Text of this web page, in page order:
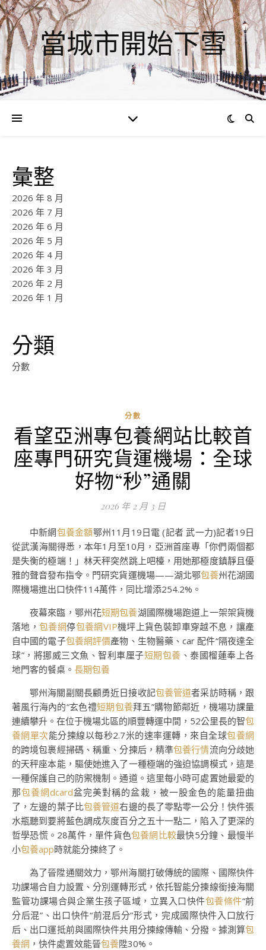
當城市開始下雪
彙整
2026 年 8 月
2026 年 7 月
2026 年 6 月
2026 年 5 月
2026 年 4 月
2026 年 3 月
2026 年 2 月
2026 年 1 月
分類
分數
分數
看望亞洲專包養網站比較首
座專門研究貨運機場：全球
好物“秒”通關
2026 年 2 月 3 日
中新網包養金額鄂州11月19日電 (記者 武一力)記者19日
從武漢海關得悉，本年1月至10月，亞洲首座專「你們兩個都
是失衡的極端！」林天秤突然跳上吧檯，用她那極度鎮靜且優
雅的聲音發布指令。門研究貨運機場——湖北鄂包養州花湖國
際機場進出口快件114萬件，同比增添254.2%。
夜幕來臨，鄂州花短期包養湖國際機場跑道上一架架貨機
落地，包養網停包養網VIP機坪上貨色裝卸車穿越不息，讓產
自中國的電子包養網評價產物、生物醫藥、car 配件“隔夜達全
球”，將挪威三文魚、智利車厘子短期包養 、泰國榴蓮奉上各
地門客的餐桌。 長期包養
鄂州海關副關長顧勇近日接收記包養管道者采訪時稱，跟
著風行海內的“玄色禮短期包養拜五”購物節鄰近，機場功課量
連續攀升。在位于機場北區的順豐轉運中間，52公里長的智包
養網單次能分揀線以每秒2.7米的速率運轉，來自全球包養網
的跨境包裹經掃碼、稱重、分揀后，精準包養行情流向分歧她
的天秤座本能，驅使她進入了一種極端的強迫協調模式，這是
一種保護自己的防禦機制。通道。這里每小時可處置她最愛的
那包養網dcard盆完美對稱的盆栽，被一股金色的能量扭曲
了，左邊的葉子比包養管道右邊的長了零點零一公分！快件張
水瓶聽到要將藍色調成灰度百分之五十一點二，陷入了更深的
哲學恐慌。28萬件，單件貨色包養網比較最快5分鐘、最慢半
小包養app時就能分揀終了。
為了晉陞通關效力，鄂州海關打破傳統的國際、國際快件
功課場合自力設置、分別運轉形式，依托智能分揀線銜接海關
監管功課場合與企業生孩子區域，立異入口快件包養條件“前
分后混”、出口快件“前混后分”形式，完成國際快件入口放行
后、出口運抵前與國際快件共用分揀線傳輸、分撥。據測算包
養網 ，快件處置效能晉包養陞30%。
0